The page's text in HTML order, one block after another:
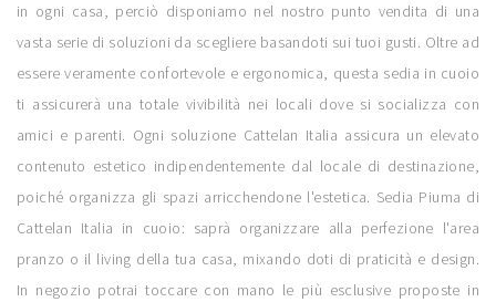
in ogni casa, perciò disponiamo nel nostro punto vendita di una
vasta serie di soluzioni da scegliere basandoti sui tuoi gusti. Oltre ad
essere veramente confortevole e ergonomica, questa sedia in cuoio
ti assicurerà una totale vivibilità nei locali dove si socializza con
amici e parenti. Ogni soluzione Cattelan Italia assicura un elevato
contenuto estetico indipendentemente dal locale di destinazione,
poiché organizza gli spazi arricchendone l'estetica. Sedia Piuma di
Cattelan Italia in cuoio: saprà organizzare alla perfezione l'area
pranzo o il living della tua casa, mixando doti di praticità e design.
In negozio potrai toccare con mano le più esclusive proposte in